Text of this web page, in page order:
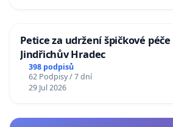
Petice za udržení špičkové
Jindřichův Hradec
398 podpisů
62 Podpisy / 7 dní
29 Jul 2026